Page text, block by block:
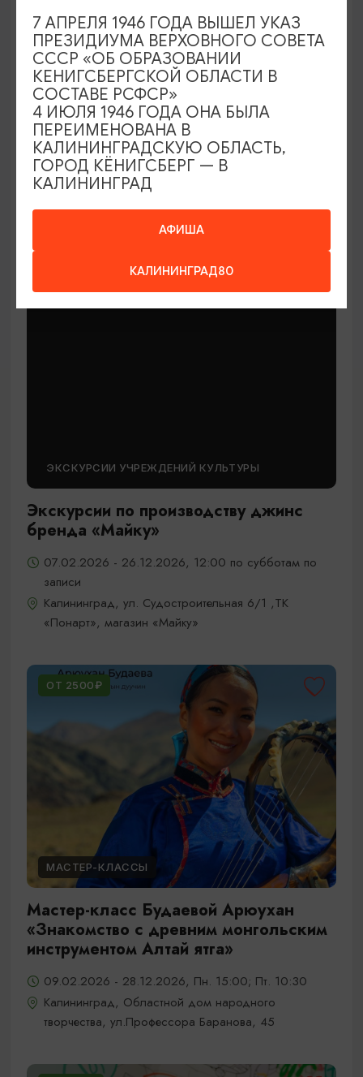
МАСТЕР-КЛАССЫ
Мастер-классы по керамике Елены
Бодяковой
Калининград, ул. Баранова, 45
ЭКСКУРСИИ УЧРЕЖДЕНИЙ КУЛЬТУРЫ
Экскурсии по производству джинс
бренда «Майку»
07.02.2026 - 26.12.2026, 12:00 по субботам по
записи
Калининград, ул. Судостроительная 6/1 ,ТК
«Понарт», магазин «Майку»
ОТ 2500₽
МАСТЕР-КЛАССЫ
Мастер-класс Будаевой Арюухан
«Знакомство с древним монгольским
инструментом Алтай ятга»
09.02.2026 - 28.12.2026, Пн. 15:00; Пт. 10:30
Калининград, Областной дом народного
творчества, ул.Профессора Баранова, 45
АФИША
КАЛИНИНГРАД80
7 АПРЕЛЯ 1946 ГОДА ВЫШЕЛ УКАЗ
ПРЕЗИДИУМА ВЕРХОВНОГО СОВЕТА
СССР «ОБ ОБРАЗОВАНИИ
КЕНИГСБЕРГСКОЙ ОБЛАСТИ В
СОСТАВЕ РСФСР»
4 ИЮЛЯ 1946 ГОДА ОНА БЫЛА
ПЕРЕИМЕНОВАНА В
КАЛИНИНГРАДСКУЮ ОБЛАСТЬ,
ГОРОД КЁНИГСБЕРГ — В
КАЛИНИНГРАД